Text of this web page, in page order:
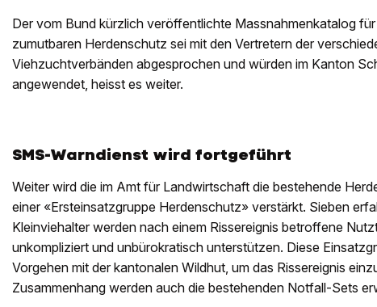
Der vom Bund kürzlich veröffentlichte Massnahmenkatalog
zumutbaren Herdenschutz sei mit den Vertretern der
Viehzuchtverbänden abgesprochen und würden im Kanton
angewendet, heisst es weiter.
SMS-Warndienst wird fortgeführt
Weiter wird die im Amt für Landwirtschaft die bestehende
einer «Ersteinsatzgruppe Herdenschutz» verstärkt. Sieben
Kleinviehalter werden nach einem Rissereignis betroffene
unkompliziert und unbürokratisch unterstützen. Diese
Vorgehen mit der kantonalen Wildhut, um das Rissereignis
Zusammenhang werden auch die bestehenden Notfall-Sets